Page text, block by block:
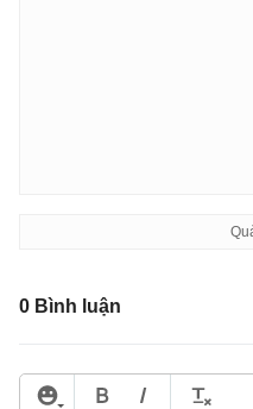
0 Bình luận